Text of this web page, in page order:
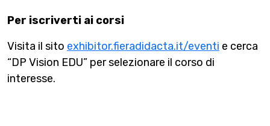
Per iscriverti ai corsi
Visita il sito exhibitor.fieradidacta.it/eventi e cerca
“DP Vision EDU” per selezionare il corso di
interesse.